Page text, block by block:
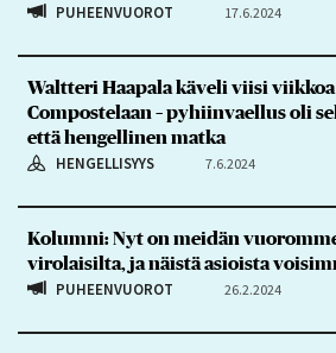
PUHEENVUOROT 17.6.2024
Waltteri Haapala käveli viisi viikkoa
Compostelaan – pyhiinvaellus oli
että hengellinen matka
HENGELLISYYS 7.6.2024
Kolumni: Nyt on meidän
virolaisilta, ja näistä asioista
PUHEENVUOROT 26.2.2024